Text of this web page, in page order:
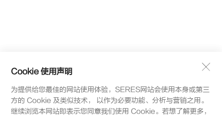
Cookie 使用声明
为提供给您最佳的网站使用体验，SERES网站会使用本身或第三
方的 Cookie 及类似技术， 以作为必要功能、分析与营销之用。
继续浏览本网站即表示您同意我们使用 Cookie。若想了解更多，